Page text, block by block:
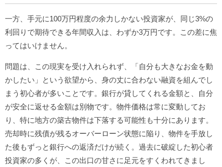
一方、手元に100万円程度の余力しかない投資家が、同じ3%の
利回りで期待できる年間収入は、わずか3万円です。この差に焦
ってはいけません。
問題は、この現実を受け入れられず、「自分も大きなお金を動
かしたい」という欲望から、身の丈に合わない融資を組んでし
まう初心者が多いことです。銀行が貸してくれる金額と、自分
が安全に返せる金額は別物です。物件価格は常に変動してお
り、特に地方の築古物件は下落する可能性も十分にあります。
売却時に残債が残るオーバーローン状態に陥り、物件を手放し
た後もずっと銀行への返済だけが続く。過去に破綻した初心者
投資家の多くが、この出口の甘さに足元をすくわれてきまし